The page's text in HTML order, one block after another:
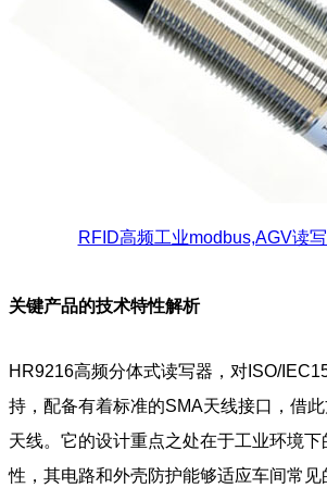
RFID高频工业modbus,AGV读
关键产品的技术特性解析
HR9216高频分体式读写器，对ISO/
持，配备有着标准的SMA天线接口，借
天线。它的设计重点之处在于工业环境
性，其电路和外壳防护能够适应车间常